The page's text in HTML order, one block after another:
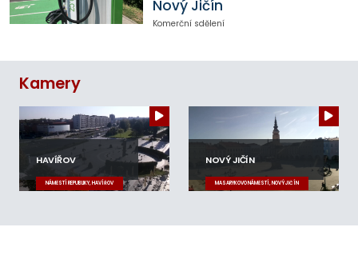
Nový Jičín
Komerční sdělení
Kamery
HAVÍŘOV
NÁMĚSTÍ REPUBLIKY, HAVÍŘOV
NOVÝ JIČÍN
MASARYKOVO NÁMĚSTÍ, NOVÝ JIČÍN